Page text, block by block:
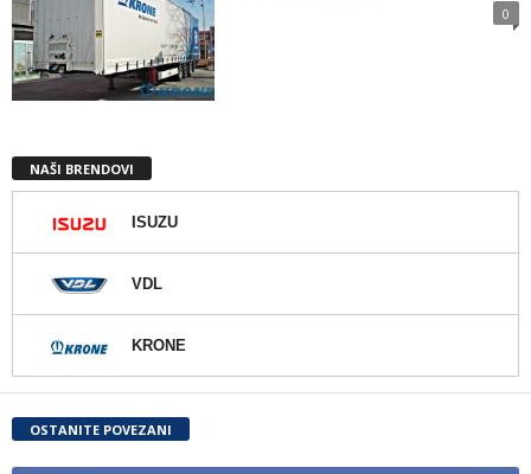
0
NAŠI BRENDOVI
ISUZU
VDL
KRONE
OSTANITE POVEZANI